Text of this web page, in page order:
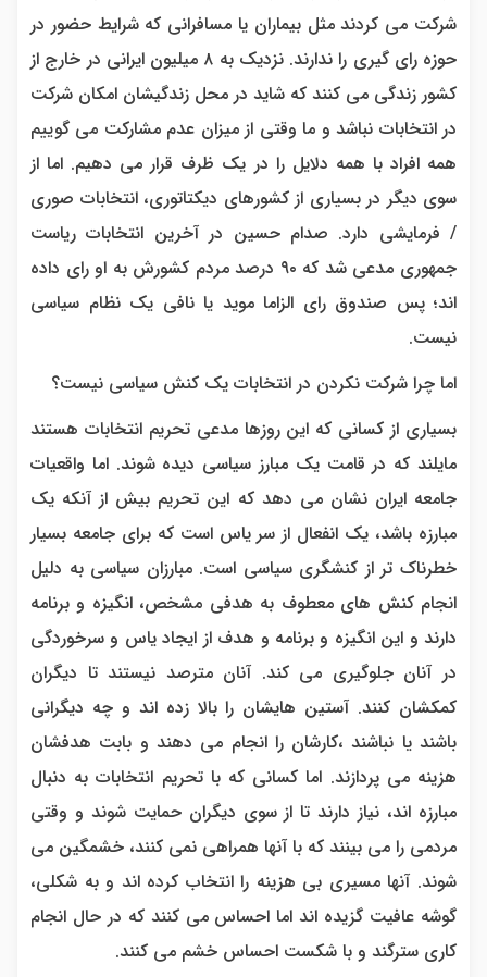
شرکت می کردند مثل بیماران یا مسافرانی که شرایط حضور در
حوزه رای گیری را ندارند. نزدیک به ۸ میلیون ایرانی در خارج از
کشور زندگی می کنند که شاید در محل زندگیشان امکان شرکت
در انتخابات نباشد و ما وقتی از میزان عدم مشارکت می گوییم
همه افراد با همه دلایل را در یک ظرف قرار می دهیم. اما از
سوی دیگر در بسیاری از کشورهای دیکتاتوری، انتخابات صوری
/ فرمایشی دارد. صدام حسین در آخرین انتخابات ریاست
جمهوری مدعی شد که ۹۰ درصد مردم کشورش به او رای داده
اند؛ پس صندوق رای الزاما موید یا نافی یک نظام سیاسی
نیست.
اما چرا شرکت نکردن در انتخابات یک کنش سیاسی نیست؟
بسیاری از کسانی که این روزها مدعی تحریم انتخابات هستند
مایلند که در قامت یک مبارز سیاسی دیده شوند. اما واقعیات
جامعه ایران نشان می دهد که این تحریم بیش از آنکه یک
مبارزه باشد، یک انفعال از سر یاس است که برای جامعه بسیار
خطرناک تر از کنشگری سیاسی است. مبارزان سیاسی به دلیل
انجام کنش های معطوف به هدفی مشخص، انگیزه و برنامه
دارند و این انگیزه و برنامه و هدف از ایجاد یاس و سرخوردگی
در آنان جلوگیری می کند. آنان مترصد نیستند تا دیگران
کمکشان کنند. آستین هایشان را بالا زده اند و چه دیگرانی
باشند یا نباشند ،کارشان را انجام می دهند و بابت هدفشان
هزینه می پردازند. اما کسانی که با تحریم انتخابات به دنبال
مبارزه اند، نیاز دارند تا از سوی دیگران حمایت شوند و وقتی
مردمی را می بینند که با آنها همراهی نمی کنند، خشمگین می
شوند. آنها مسیری بی هزینه را انتخاب کرده اند و به شکلی،
گوشه عافیت گزیده اند اما احساس می کنند که در حال انجام
کاری سترگند و با شکست احساس خشم می کنند.